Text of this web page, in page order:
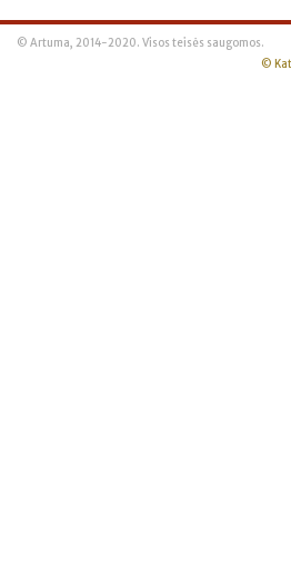
© Artuma, 2014-2020. Visos teisės saugomos.
©